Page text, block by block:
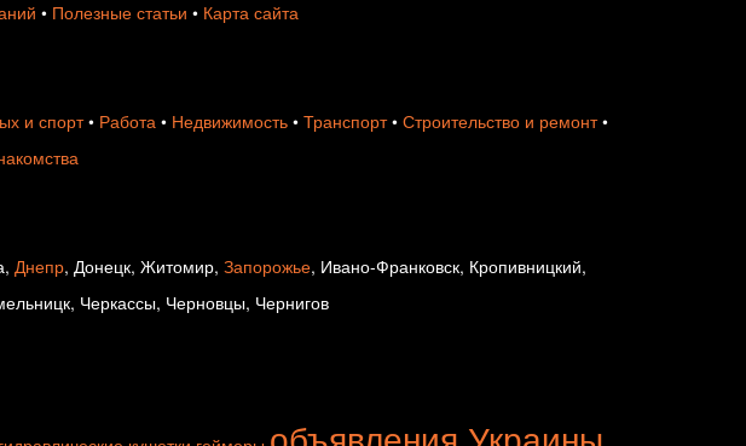
• Полезные статьи • Карта сайта
и спорт• Работа • Недвижимость • Транспорт• Строительство и ремонт•
Днепр, Донецк, Житомир, Запорожье, Ивано-Франковск, Кропивницкий,
Черкассы, Черновцы, Чернигов